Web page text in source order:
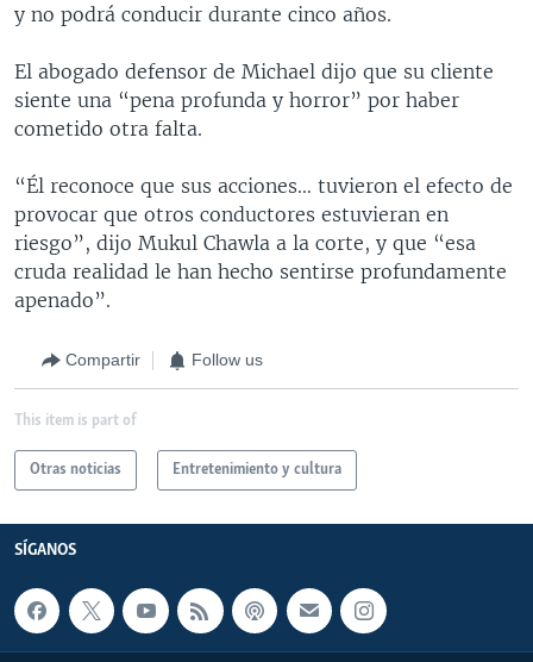
y no podrá conducir durante cinco años.
El abogado defensor de Michael dijo que su cliente
siente una “pena profunda y horror” por haber
cometido otra falta.
“Él reconoce que sus acciones… tuvieron el efecto de
provocar que otros conductores estuvieran en
riesgo”, dijo Mukul Chawla a la corte, y que “esa
cruda realidad le han hecho sentirse profundamente
apenado”.
Compartir Follow us
This item is part of
Otras noticias Entretenimiento y cultura
SÍGANOS